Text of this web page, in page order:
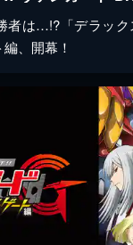
者は…!?「デラック
、開幕！